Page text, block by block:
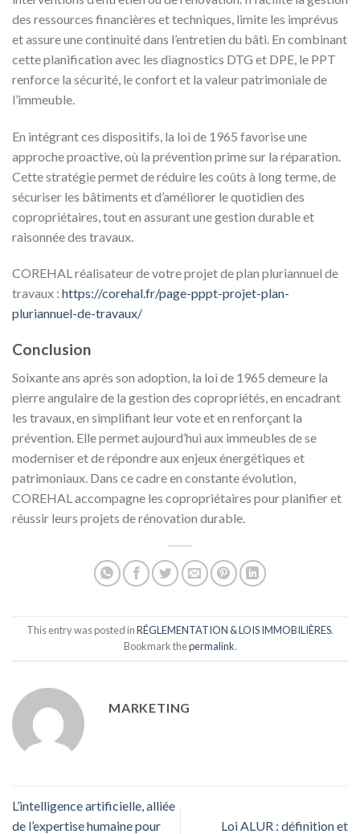
des ressources financières et techniques, limite les imprévus
et assure une continuité dans l’entretien du bâti. En combinant
cette planification avec les diagnostics DTG et DPE, le PPT
renforce la sécurité, le confort et la valeur patrimoniale de
l’immeuble.
En intégrant ces dispositifs, la loi de 1965 favorise une
approche proactive, où la prévention prime sur la réparation.
Cette stratégie permet de réduire les coûts à long terme, de
sécuriser les bâtiments et d’améliorer le quotidien des
copropriétaires, tout en assurant une gestion durable et
raisonnée des travaux.
COREHAL réalisateur de votre projet de plan pluriannuel de
travaux : https://corehal.fr/page-pppt-projet-plan-
pluriannuel-de-travaux/
Conclusion
Soixante ans après son adoption, la loi de 1965 demeure la
pierre angulaire de la gestion des copropriétés, en encadrant
les travaux, en simplifiant leur vote et en renforçant la
prévention. Elle permet aujourd’hui aux immeubles de se
moderniser et de répondre aux enjeux énergétiques et
patrimoniaux. Dans ce cadre en constante évolution,
COREHAL accompagne les copropriétaires pour planifier et
réussir leurs projets de rénovation durable.
This entry was posted inRÉGLEMENTATION & LOIS IMMOBILIÈRES.
Bookmark thepermalink.
MARKETING
L’intelligence artificielle, alliée
de l’expertise humaine pour
Loi ALUR : définition et